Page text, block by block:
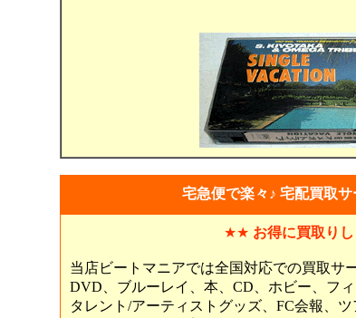
宅急便で楽々♪ 宅配買取
★★ お得に買取り
当店ビートマニアでは全国対応での買取サ
DVD、ブルーレイ、本、CD、ホビー、フ
タレント/アーティストグッズ、FC会報、